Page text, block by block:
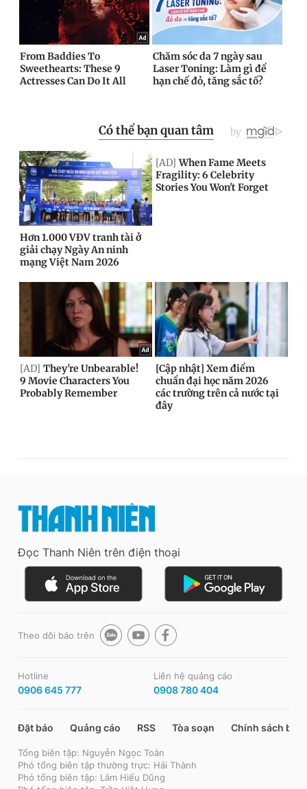
Đọc Thanh Niên trên điện thoại
Theo dõi báo trên
Hotline
0906 645 777
Liên hệ quảng cáo
0908 780 404
Đặt báo Quảng cáo RSS Tòa soạn Chính sách bảo
Tổng biên tập: Nguyễn Ngọc Toàn
Phó tổng biên tập thường trực: Hải Thành
Phó tổng biên tập: Lâm Hiếu Dũng